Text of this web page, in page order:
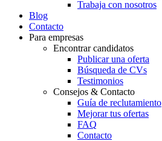
Trabaja con nosotros
Blog
Contacto
Para empresas
Encontrar candidatos
Publicar una oferta
Búsqueda de CVs
Testimonios
Consejos & Contacto
Guía de reclutamiento
Mejorar tus ofertas
FAQ
Contacto